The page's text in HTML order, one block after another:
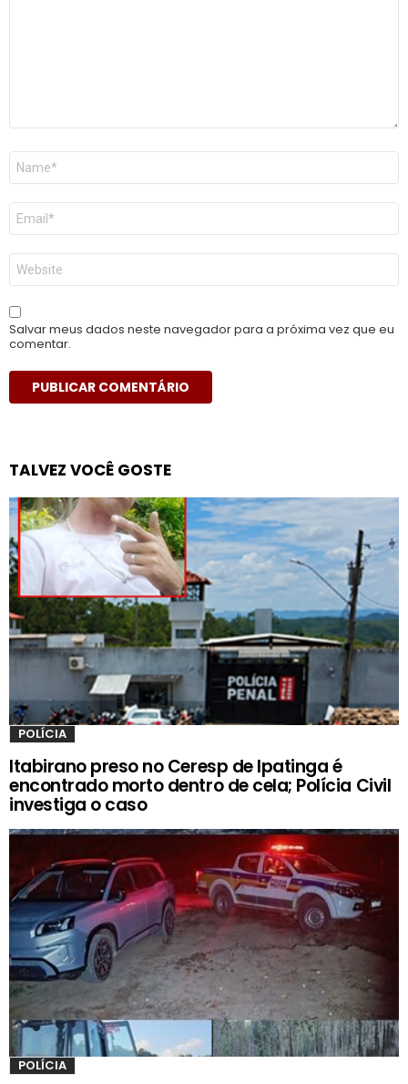
Nome
E-
mail
*
Site
Salvar meus dados neste navegador para a próxima vez que eu
comentar.
TALVEZ VOCÊ GOSTE
POLÍCIA
Itabirano preso no Ceresp de Ipatinga é
encontrado morto dentro de cela; Polícia Civil
investiga o caso
POLÍCIA